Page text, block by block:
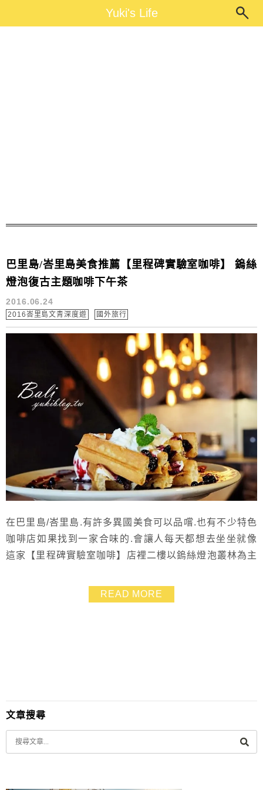
Yuki's LifeYuki's Life
巴里島/峇里島美食推薦【里程碑實驗室咖啡】 鎢絲
燈泡復古主題咖啡下午茶
2016.06.24
2016峇里島文青深度遊 國外旅行
在巴里島/峇里島.有許多異國美食可以品嚐.也有不少特色
咖啡店如果找到一家合味的.會讓人每天都想去坐坐就像
這家【里程碑實驗室咖啡】店裡二樓以鎢絲燈泡叢林為主
時分來上一杯好咖啡.享受玻璃窗外的黃昏美景~~相當愜
意p.s.他們的甜點跟鬆餅也都好好吃❤
READ MORE
文章搜尋